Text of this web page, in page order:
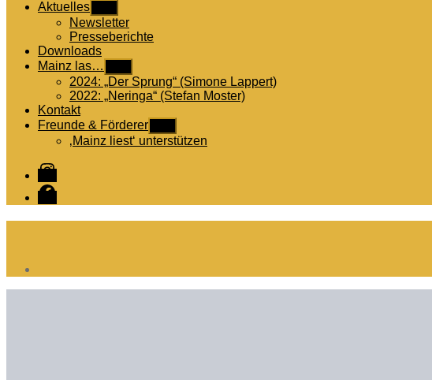
Aktuelles
anzeigen
Newsletter
Presseberichte
Downloads
Mainz las…
anzeigen
2024: „Der Sprung“ (Simone Lappert)
2022: „Neringa“ (Stefan Moster)
Kontakt
Freunde & Förderer
anzeigen
‚Mainz liest‘ unterstützen
Instagram
Facebook